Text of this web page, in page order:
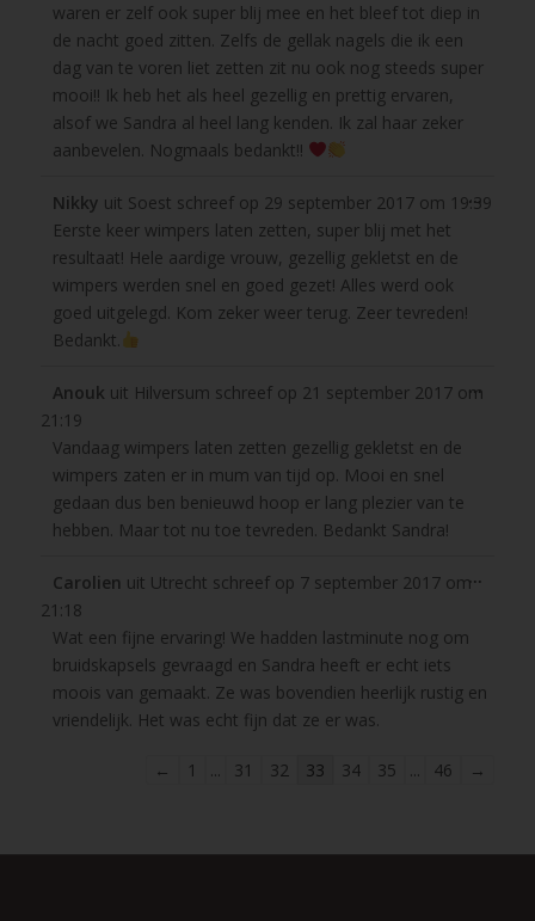
waren er zelf ook super blij mee en het bleef tot diep in
de nacht goed zitten. Zelfs de gellak nagels die ik een
dag van te voren liet zetten zit nu ook nog steeds super
mooi!! Ik heb het als heel gezellig en prettig ervaren,
alsof we Sandra al heel lang kenden. Ik zal haar zeker
aanbevelen. Nogmaals bedankt!!
Nikky uit Soest schreef op 29 september 2017 om 19:39
Eerste keer wimpers laten zetten, super blij met het
resultaat! Hele aardige vrouw, gezellig gekletst en de
wimpers werden snel en goed gezet! Alles werd ook
goed uitgelegd. Kom zeker weer terug. Zeer tevreden!
Bedankt.
...Wissel
deze
Anouk uit Hilversum schreef op 21 september 2017 om
21:19
Vandaag wimpers laten zetten gezellig gekletst en de
wimpers zaten er in mum van tijd op. Mooi en snel
gedaan dus ben benieuwd hoop er lang plezier van te
hebben. Maar tot nu toe tevreden. Bedankt Sandra!
...
deze
Carolien uit Utrecht schreef op 7 september 2017 om
21:18
Wat een fijne ervaring! We hadden lastminute nog om
bruidskapsels gevraagd en Sandra heeft er echt iets
moois van gemaakt. Ze was bovendien heerlijk rustig en
vriendelijk. Het was echt fijn dat ze er was.
...
Navigatie
gastenboek-
← 1 ... 31 32 33 34 35 ... 46 →